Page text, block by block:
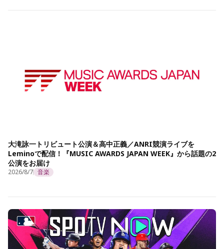
大滝詠一トリビュート公演＆高中正義／ANRI競演ライブを
Leminoで配信！『MUSIC AWARDS JAPAN WEEK』から話題の2
公演をお届け
2026/8/7 音楽